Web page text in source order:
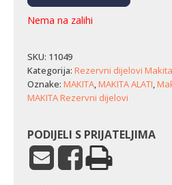
Nema na zalihi
SKU: 11049
Kategorija: Rezervni dijelovi Makita
Oznake: MAKITA,MAKITA ALATI,
MAKITA Rezervni dijelovi
PODIJELI S PRIJATELJIMA